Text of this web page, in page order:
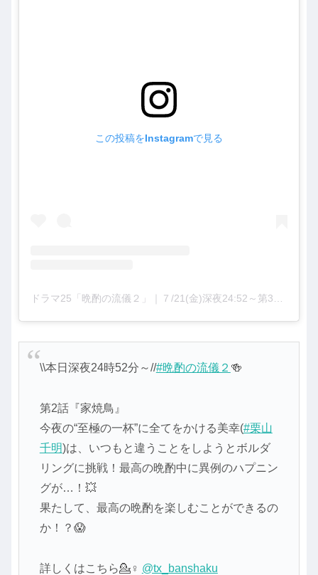
この投稿をInstagramで見る
\\本日深夜24時52分～//#晩酌の流儀２ 🍻
第2話『家焼鳥』
今夜の“至極の一杯”に全てをかける美幸(#栗山
千明)は、いつもと違うことをしようとボルダ
リングに挑戦！最高の晩酌中に異例のハプニン
グが…！💥
果たして、最高の晩酌を楽しむことができるの
か！？😱
詳しくはこちら💁♀️ @tx_banshaku